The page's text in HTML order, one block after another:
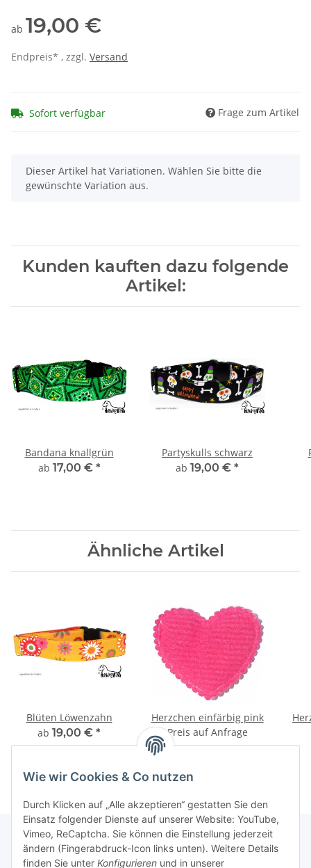
ab 19,00 €
Endpreis* , zzgl. Versand
Sofort verfügbar Frage zum Artikel
x
Dieser Artikel hat Variationen. Wählen Sie bitte die
gewünschte Variation aus.
Kunden kauften dazu folgende
Artikel:
Bandana knallgrün
ab 17,00 € *
Partyskulls schwarz
ab 19,00 € *
Ähnliche Artikel
Blüten Löwenzahn
ab 19,00 € *
Herzchen einfärbig pink
Preis auf Anfrage
Wie wir Cookies & Co nutzen
Durch Klicken auf „Alle akzeptieren“ gestatten Sie den
Einsatz folgender Dienste auf unserer Website: YouTube,
Vimeo, ReCaptcha. Sie können die Einstellung jederzeit
ändern (Fingerabdruck-Icon links unten). Weitere Details
finden Sie unter Konfigurieren und in unserer